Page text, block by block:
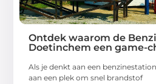
Ontdek waarom de
Doetinchem een game-
Als je denkt aan een
aan een plek om snel brandstof